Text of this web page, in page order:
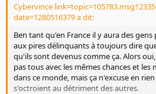
Cybervince
date=1280516379 a dit:
Ben tant qu'en France il y aura des
aux pires délinquants à toujours dire
qu'ils sont devenus comme ça. Alors
pas tous avec les mêmes chances et
dans ce monde, mais ça n'excuse en
s'octroient au détriment des autres.